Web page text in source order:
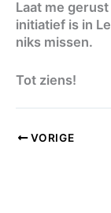
Laat me
initiatief is in
niks missen.
Tot ziens!
VORIGE